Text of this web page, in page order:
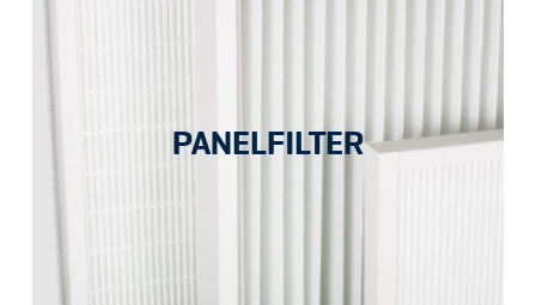
PANELFILTER